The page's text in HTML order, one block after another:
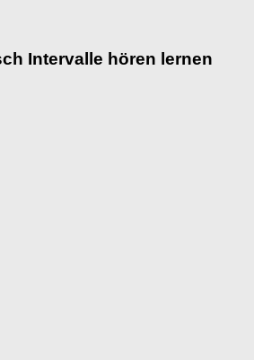
Intervalle hören lernen